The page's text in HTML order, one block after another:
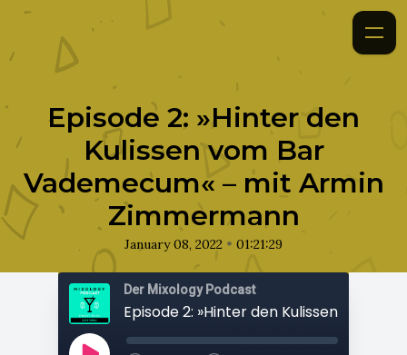
Episode 2: »Hinter den
Kulissen vom Bar
Vademecum« – mit Armin
Zimmermann
January 08, 2022 • 01:21:29
Der Mixology Podcast